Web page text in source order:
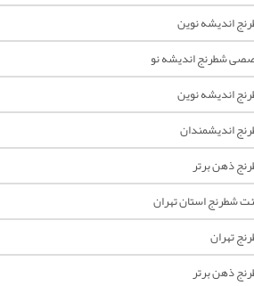
اندیشه نوین
شطرنج اندیشه نو
اندیشه نوین
اندیشمندان
ذهن برتر
شطرنج استان تهران
تهران
ذهن برتر